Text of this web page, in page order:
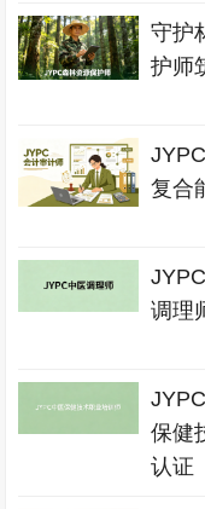
守护
护师
复合
调理
保健
认证